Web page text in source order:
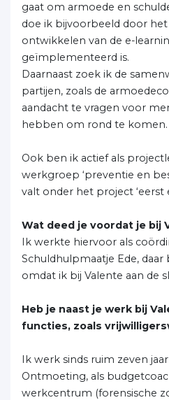
gaat om armoede en
doe ik bijvoorbeeld door
ontwikkelen van de e-
geïmplementeerd is.
Daarnaast zoek ik de
partijen, zoals de
aandacht te vragen voor
hebben om rond te komen.
Ook ben ik actief als
werkgroep ‘preventie en
valt onder het project ‘eerst
Wat deed je voordat je bij
Ik werkte hiervoor als
Schuldhulpmaatje Ede,
omdat ik bij Valente aan de
Heb je naast je werk bij
functies, zoals
Ik werk sinds ruim zeven
Ontmoeting, als
werkcentrum (forensische